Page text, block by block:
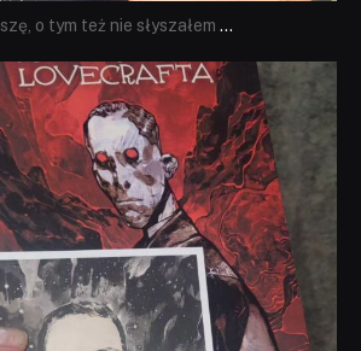
o tym też nie słyszałem ...
dobryhorror
Wrz 19